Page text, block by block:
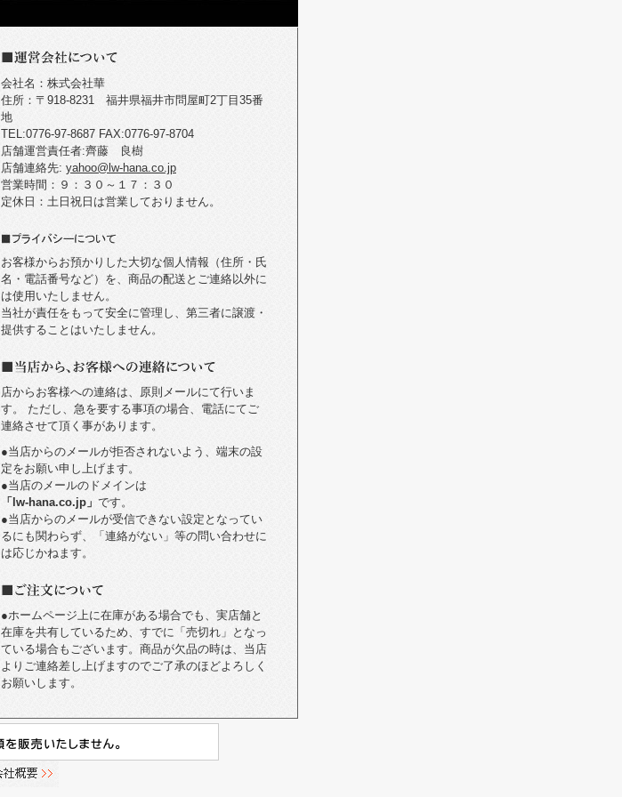
会社名：株式会社華
住所：〒918-8231 福井県福井市問屋町2丁目35番
地
TEL:0776-97-8687 FAX:0776-97-8704
店舗運営責任者:齊藤 良樹
店舗連絡先: yahoo@lw-hana.co.jp
営業時間：９：３０～１７：３０
定休日：土日祝日は営業しておりません。
お客様からお預かりした大切な個人情報（住所・氏
名・電話番号など）を、商品の配送とご連絡以外に
は使用いたしません。
当社が責任をもって安全に管理し、第三者に譲渡・
提供することはいたしません。
店からお客様への連絡は、原則メールにて行いま
す。 ただし、急を要する事項の場合、電話にてご
連絡させて頂く事があります。
●当店からのメールが拒否されないよう、端末の設
定をお願い申し上げます。
●当店のメールのドメインは
「lw-hana.co.jp」 です。
●当店からのメールが受信できない設定となってい
るにも関わらず、「連絡がない」等の問い合わせに
は応じかねます。
●ホームページ上に在庫がある場合でも、実店舗と
在庫を共有しているため、すでに「売切れ」となっ
ている場合もございます。商品が欠品の時は、当店
よりご連絡差し上げますのでご了承のほどよろしく
お願いします。